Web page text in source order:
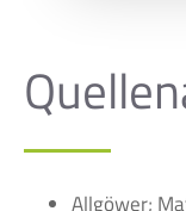
Allgöwer;